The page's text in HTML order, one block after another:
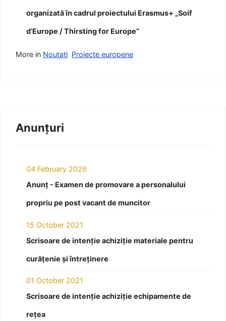
organizată în cadrul proiectului Erasmus+ „Soif
d’Europe / Thirsting for Europe”
More in Noutati Proiecte europene
Anunțuri
04 February 2026
Anunț - Examen de promovare a personalului
propriu pe post vacant de muncitor
15 October 2021
Scrisoare de intenție achiziție materiale pentru
curățenie și întreținere
01 October 2021
Scrisoare de intenție achiziție echipamente de
rețea